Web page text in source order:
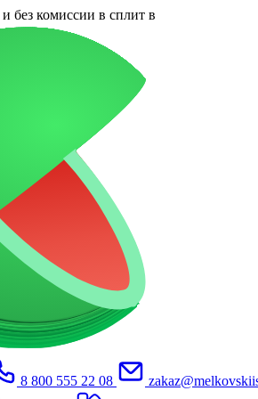
и без комиссии в сплит в
8 800 555 22 08